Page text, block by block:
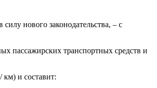
нового законодательства, – с
пассажирских транспортных средств и
км) и составит: